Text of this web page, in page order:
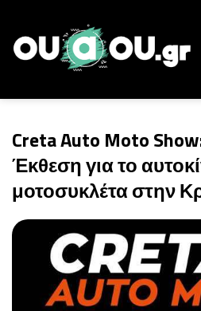
Creta Auto Moto
Έκθεση για το
μοτοσυκλέτα στην